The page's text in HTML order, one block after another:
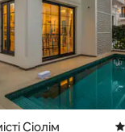
Сіолім